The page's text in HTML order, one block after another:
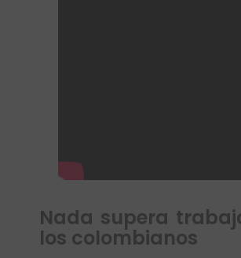
Nada supera
los colombianos